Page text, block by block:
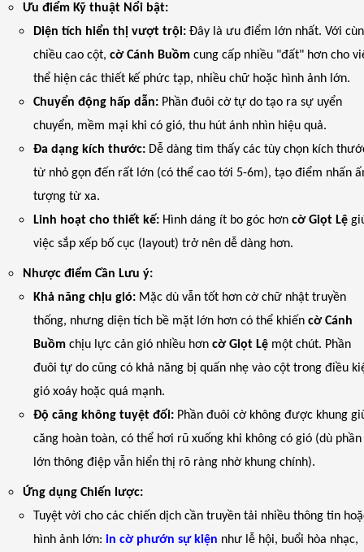
Ưu điểm Kỹ thuật Nổi bật:
Diện tích hiển thị vượt trội: Đây là ưu điểm lớn nhất. Với
chiều cao cột,cờ Cánh Buồm cung cấp nhiều "đất" hơn cho
thể hiện các thiết kế phức tạp, nhiều chữ hoặc hình ảnh lớn.
Chuyển động hấp dẫn: Phần đuôi cờ tự do tạo ra sự uyển
chuyển, mềm mại khi có gió, thu hút ánh nhìn hiệu quả.
Đa dạng kích thước: Dễ dàng tìm thấy các tùy chọn kích
từ nhỏ gọn đến rất lớn (có thể cao tới 5-6m), tạo điểm nhấn
tượng từ xa.
Linh hoạt cho thiết kế: Hình dáng ít bo góc hơncờ Giọt Lệ
việc sắp xếp bố cục (layout) trở nên dễ dàng hơn.
Nhược điểm Cần Lưu ý:
Khả năng chịu gió: Mặc dù vẫn tốt hơn cờ chữ nhật truyền
thống, nhưng diện tích bề mặt lớn hơn có thể khiếncờ Cánh
Buồm chịu lực cản gió nhiều hơncờ Giọt Lệ một chút. Phần
đuôi tự do cũng có khả năng bị quấn nhẹ vào cột trong điều
gió xoáy hoặc quá mạnh.
Độ căng không tuyệt đối: Phần đuôi cờ không được khung
căng hoàn toàn, có thể hơi rũ xuống khi không có gió (dù phần
lớn thông điệp vẫn hiển thị rõ ràng nhờ khung chính).
Ứng dụng Chiến lược:
Tuyệt vời cho các chiến dịch cần truyền tải nhiều thông tin
hình ảnh lớn:in cờ phướn sự kiện như lễ hội, buổi hòa nhạc,